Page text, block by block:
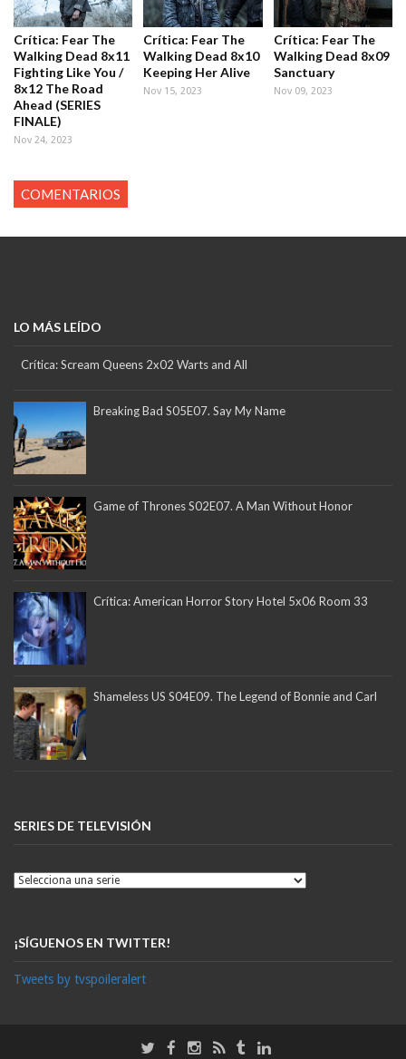
Crítica: Fear The
Walking Dead 8x11
Fighting Like You /
8x12 The Road
Ahead (SERIES
FINALE)
Nov 24, 2023
Crítica: Fear The
Walking Dead 8x10
Keeping Her Alive
Nov 15, 2023
Crítica: Fear The
Walking Dead 8x09
Sanctuary
Nov 09, 2023
COMENTARIOS
LO MÁS LEÍDO
Crítica: Scream Queens 2x02 Warts and All
Breaking Bad S05E07. Say My Name
Game of Thrones S02E07. A Man Without Honor
Crítica: American Horror Story Hotel 5x06 Room 33
Shameless US S04E09. The Legend of Bonnie and Carl
SERIES DE TELEVISIÓN
¡SÍGUENOS EN TWITTER!
Tweets by tvspoileralert